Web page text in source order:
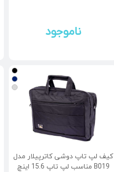
ناموجود
کیف لپ تاپ دوشی کاترپیلار مدل
B019 مناسب لپ تاپ 15.6 اینچ